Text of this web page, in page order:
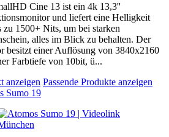
Cine 13 ist ein 4k 13,3''
und liefert eine Helligkeit
zu 1500+ Nits, um bei starken
alles im Blick zu behalten. Der
besitzt einer Auflösung von 3840x2160
Farbtiefe von 10bit, ü...
anzeigen Passende Produkte anzeigen
Sumo 19